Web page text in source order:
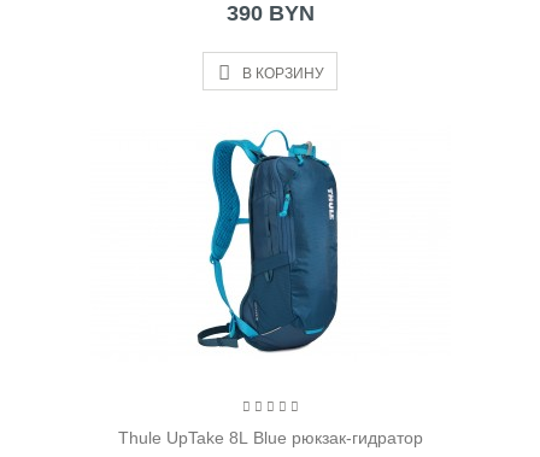
390 BYN
В КОРЗИНУ
Thule UpTake 8L Blue рюкзак-гидратор